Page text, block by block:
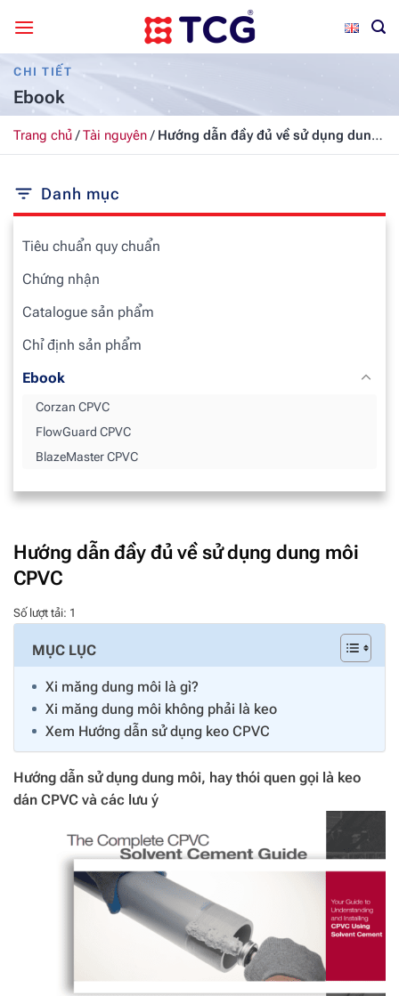
qua
nội
dungCHI TIẾT
Ebook
Trang chủ/Tài nguyên/ Hướng dẫn đầy đủ về sử dụng dung
môi CPVC
Danh mục
Tiêu chuẩn quy chuẩn
Chứng nhận
Catalogue sản phẩm
Chỉ định sản phẩm
Ebook
Corzan CPVC
FlowGuard CPVC
BlazeMaster CPVC
Hướng dẫn đầy đủ về sử dụng dung môi
CPVC
Số lượt tải: 1
MỤC LỤC
Xi măng dung môi là gì?
Xi măng dung môi không phải là keo
Xem Hướng dẫn sử dụng keo CPVC
Hướng dẫn sử dụng dung môi, hay thói quen gọi là keo
dán CPVC và các lưu ý